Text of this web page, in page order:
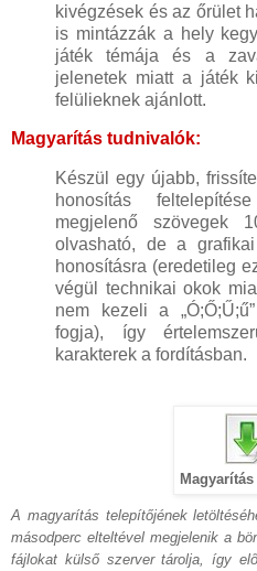
kivégzések és az őrület
is mintázzák a hely
játék témája és a
jelenetek miatt a játék
felülieknek ajánlott.
Magyarítás tudnivalók:
Készül egy újabb,
honosítás
megjelenő szövegek
olvasható, de a
honosításra (eredetileg
végül technikai okok
nem kezeli a
fogja), így
karakterek a fordításban.
A magyarítás telepítőjének
másodperc elteltével megjelenik a
fájlokat külső szerver tárolja, így